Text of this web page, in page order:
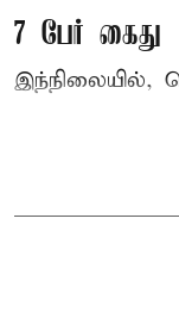
7 பேர் கைது
இந்நிலையில்,